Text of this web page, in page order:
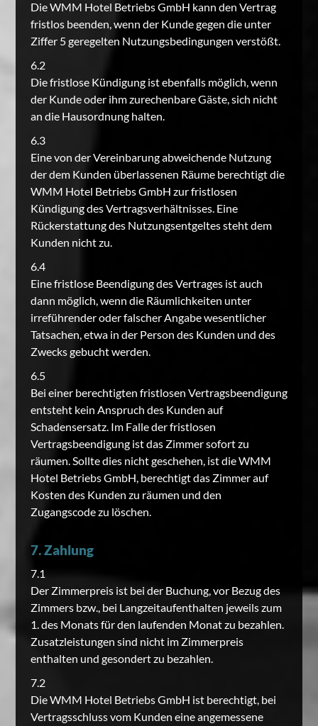
Die WMM Hotel Betriebs GmbH kann den Vertrag
fristlos beenden, wenn der Kunde gegen die unter
Ziffer 5 geregelten Nutzungsbedingungen verstößt.
6.2
Die fristlose Kündigung ist ebenfalls möglich, wenn
der Kunde oder ihm zurechenbare Gäste, sich nicht
an die Hausordnung halten.
6.3
Eine von der Vereinbarung abweichende Nutzung
der dem Kunden überlassenen Räume berechtigt die
WMM Hotel Betriebs GmbH zur fristlosen
Kündigung des Vertragsverhältnisses. Eine
Rückerstattung des Nutzungsentgeltes steht dem
Kunden nicht zu.
6.4
Eine fristlose Beendigung des Vertrages ist auch
dann möglich, wenn die Räumlichkeiten unter
irreführender oder falscher Angabe wesentlicher
Tatsachen, etwa in der Person des Kunden und des
Zwecks gebucht werden.
6.5
Bei einer berechtigten fristlosen Vertragsbeendigung
entsteht kein Anspruch des Kunden auf
Schadensersatz. Im Falle der fristlosen
Vertragsbeendigung ist das Zimmer sofort zu
räumen. Sollte dies nicht geschehen, ist die WMM
Hotel Betriebs GmbH, berechtigt das Zimmer auf
Kosten des Kunden zu räumen und den
Zugangscode zu löschen.
7. Zahlung
7.1
Der Zimmerpreis ist bei der Buchung, vor Bezug des
Zimmers bzw., bei Langzeitaufenthalten jeweils zum
1. des Monats für den laufenden Monat zu bezahlen.
Zusatzleistungen sind nicht im Zimmerpreis
enthalten und gesondert zu bezahlen.
7.2
Die WMM Hotel Betriebs GmbH ist berechtigt, bei
Vertragsschluss vom Kunden eine angemessene